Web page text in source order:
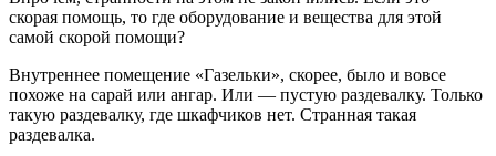
скорая помощь, то где оборудование и вещества для этой
самой скорой помощи?
Внутреннее помещение «Газельки», скорее, было и вовсе
похоже на сарай или ангар. Или — пустую раздевалку. Только
такую раздевалку, где шкафчиков нет. Странная такая
раздевалка.